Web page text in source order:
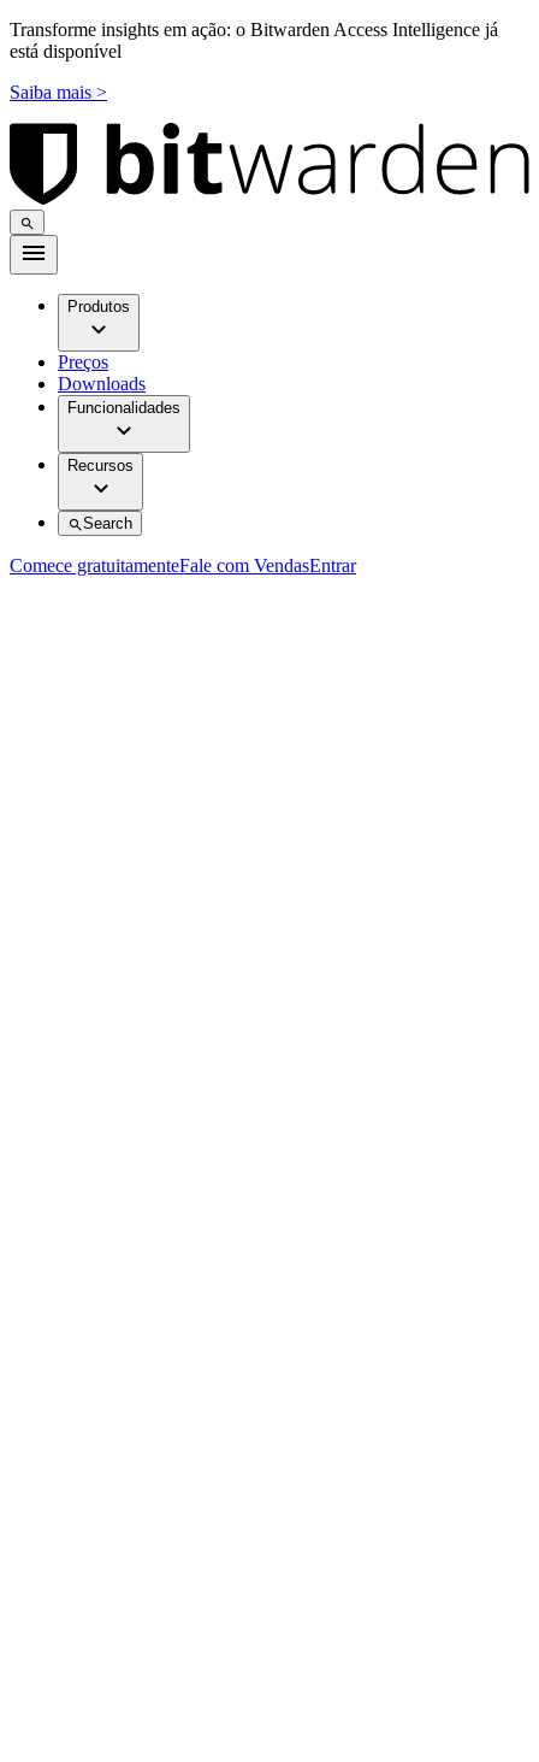
Transforme insights em ação: o Bitwarden Access Intelligence já
está disponível
Saiba mais >
Produtos
Preços
Downloads
Funcionalidades
Recursos
Search
Comece gratuitamenteFale com VendasEntrar